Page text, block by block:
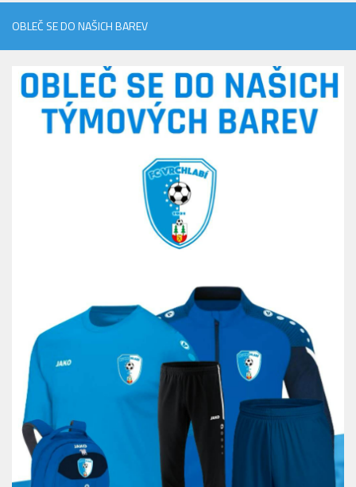
OBLEČ SE DO NAŠICH BAREV